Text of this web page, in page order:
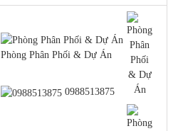
Phòng Phân Phối & Dự Án
0988513875